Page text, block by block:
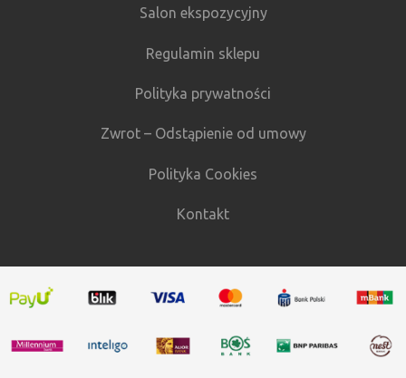
Salon ekspozycyjny
Regulamin sklepu
Polityka prywatności
Zwrot – Odstąpienie od umowy
Polityka Cookies
Kontakt